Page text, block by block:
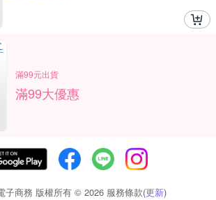
滿99元出貨
滿99大優惠
子商務 版權所有 © 2026 服務條款(更新)